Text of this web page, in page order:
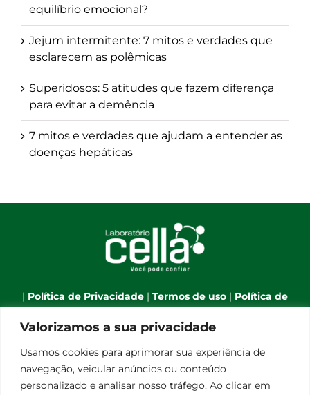
Valorizamos a sua privacidade
Usamos cookies para aprimorar sua experiência de
navegação, veicular anúncios ou conteúdo
personalizado e analisar nosso tráfego. Ao clicar em
equilíbrio emocional?
Jejum intermitente: 7 mitos e verdades que
esclarecem as polêmicas
Superidosos: 5 atitudes que fazem diferença
para evitar a demência
7 mitos e verdades que ajudam a entender as
doenças hepáticas
| Política de Privacidade | Termos de uso | Política de
Cookies|Webmail|
mail:atendimento@laboratoriocella.com.br | Banco
de talentos:pessoal@laboratoriocella.com.br